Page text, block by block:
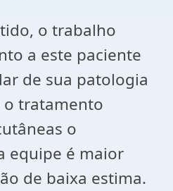
o trabalho
a este paciente
de sua patologia
tratamento
o
equipe é maior
de baixa estima.